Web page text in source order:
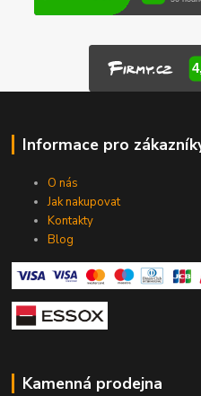
Informace pro
O nás
Jak nakupovat
Kontakty
Blog
Kamenná prodejna